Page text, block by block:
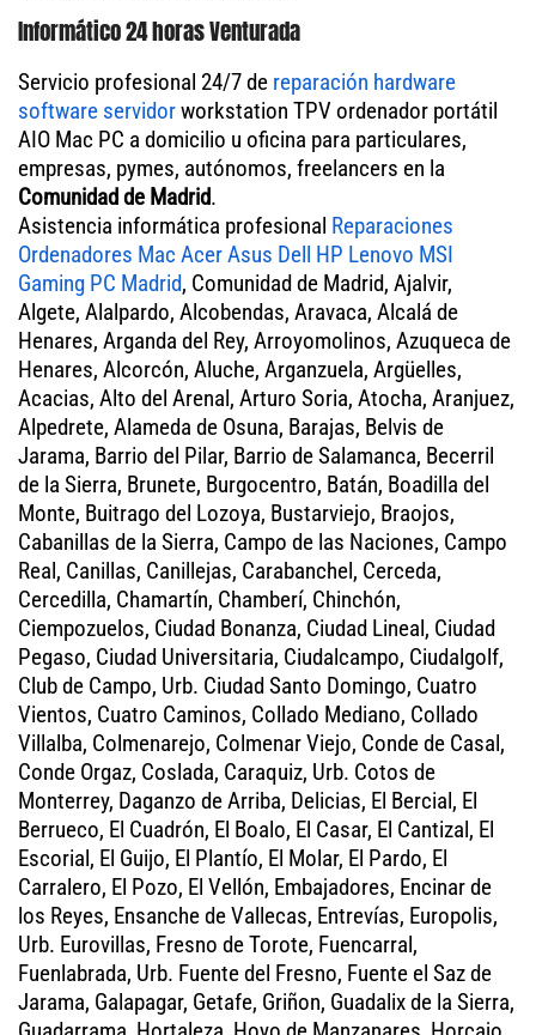
Informático 24 horas Venturada
Servicio profesional 24/7 de reparación hardware
software servidorworkstation TPV ordenador portátil
AIO Mac PC a domicilio u oficina para particulares,
empresas, pymes, autónomos, freelancers en la
Comunidad de Madrid.
Asistencia informática profesional Reparaciones
Ordenadores Mac Acer Asus Dell HP Lenovo MSI
Gaming PC Madrid, Comunidad de Madrid, Ajalvir,
Algete, Alalpardo, Alcobendas, Aravaca, Alcalá de
Henares, Arganda del Rey, Arroyomolinos, Azuqueca de
Henares, Alcorcón, Aluche, Arganzuela, Argüelles,
Acacias, Alto del Arenal, Arturo Soria, Atocha, Aranjuez,
Alpedrete, Alameda de Osuna, Barajas, Belvis de
Jarama, Barrio del Pilar, Barrio de Salamanca, Becerril
de la Sierra, Brunete, Burgocentro, Batán, Boadilla del
Monte, Buitrago del Lozoya, Bustarviejo, Braojos,
Cabanillas de la Sierra, Campo de las Naciones, Campo
Real, Canillas, Canillejas, Carabanchel, Cerceda,
Cercedilla, Chamartín, Chamberí, Chinchón,
Ciempozuelos, Ciudad Bonanza, Ciudad Lineal, Ciudad
Pegaso, Ciudad Universitaria, Ciudalcampo, Ciudalgolf,
Club de Campo, Urb. Ciudad Santo Domingo, Cuatro
Vientos, Cuatro Caminos, Collado Mediano, Collado
Villalba, Colmenarejo, Colmenar Viejo, Conde de Casal,
Conde Orgaz, Coslada, Caraquiz, Urb. Cotos de
Monterrey, Daganzo de Arriba, Delicias, El Bercial, El
Berrueco, El Cuadrón, El Boalo, El Casar, El Cantizal, El
Escorial, El Guijo, El Plantío, El Molar, El Pardo, El
Carralero, El Pozo, El Vellón, Embajadores, Encinar de
los Reyes, Ensanche de Vallecas, Entrevías, Europolis,
Urb. Eurovillas, Fresno de Torote, Fuencarral,
Fuenlabrada, Urb. Fuente del Fresno, Fuente el Saz de
Jarama, Galapagar, Getafe, Griñon, Guadalix de la Sierra,